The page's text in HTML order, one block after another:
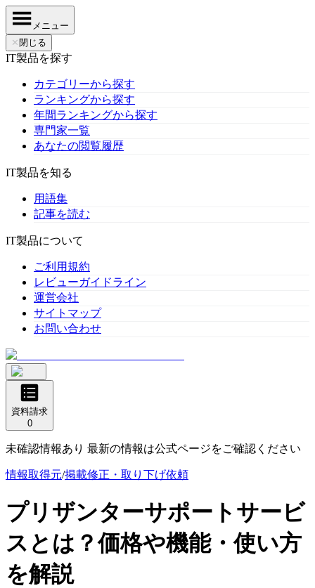
メニュー
✕ 閉じる
IT製品を探す
カテゴリーから探す
ランキングから探す
年間ランキングから探す
専門家一覧
あなたの閲覧履歴
IT製品を知る
用語集
記事を読む
IT製品について
ご利用規約
レビューガイドライン
運営会社
サイトマップ
お問い合わせ
資料請求
0
未確認情報あり 最新の情報は公式ページをご確認ください
情報取得元/掲載修正・取り下げ依頼
プリザンターサポートサービ
ス とは？価格や機能・使い方
を解説